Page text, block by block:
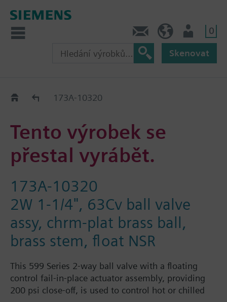
0
Skenovat
Old2New173A-10320
Tento výrobek se
přestal vyrábět.
173A-10320
2W 1-1/4", 63Cv ball valve
assy, chrm-plat brass ball,
brass stem, float NSR
This 599 Series 2-way ball valve with a floating
control fail-in-place actuator assembly, providing
200 psi close-off, is used to control hot or chilled